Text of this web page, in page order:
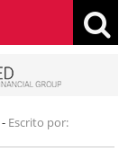
- Escrito por: